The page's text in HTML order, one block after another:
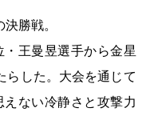
勝戦。
・王曼昱選手から金星
らした。大会を通じて
えない冷静さと攻撃力